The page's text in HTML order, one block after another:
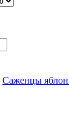
Саженцы